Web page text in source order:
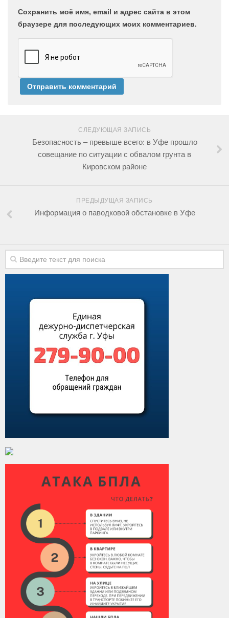
Сохранить моё имя, email и адрес сайта в этом
браузере для последующих моих комментариев.
СЛЕДУЮЩАЯ ЗАПИСЬ
Безопасность – превыше всего: в Уфе прошло
совещание по ситуации с обвалом грунта в
Кировском районе
ПРЕДЫДУЩАЯ ЗАПИСЬ
Информация о паводковой обстановке в Уфе